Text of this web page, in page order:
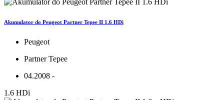
Akumulator do Peugeot Partner Tepee II 1.6 HDi
Peugeot
Partner Tepee
04.2008 -
1.6 HDi